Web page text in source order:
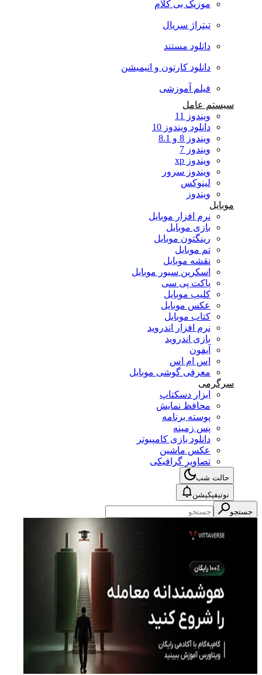
موزیک بی کلام
تیتراژ سریال
دانلود مستند
دانلود کارتون و انیمیشن
فیلم آموزشی
سیستم عامل
ویندوز 11
دانلود ویندوز 10
ویندوز 8 و 8.1
ویندوز 7
ویندوز xp
ویندوز سرور
لینوکس
ویندوز
موبایل
نرم افزار موبایل
بازی موبایل
رینگتون موبایل
تم موبایل
نقشه موبایل
اسکرین سیور موبایل
پاکت پی سی
کلیپ موبایل
عکس موبایل
کتاب موبایل
نرم افزار اندروید
بازی اندروید
آیفون
اس ام اس
معرفی گوشی موبایل
سرگرمی
ابزار دسکتاپ
محافظ نمایش
پوسته برنامه
پس زمینه
دانلود بازی کامپیوتر
عکس ماشین
تصاویر گرافیکی
حالت شب
نوتیفیکیشن
جستجو